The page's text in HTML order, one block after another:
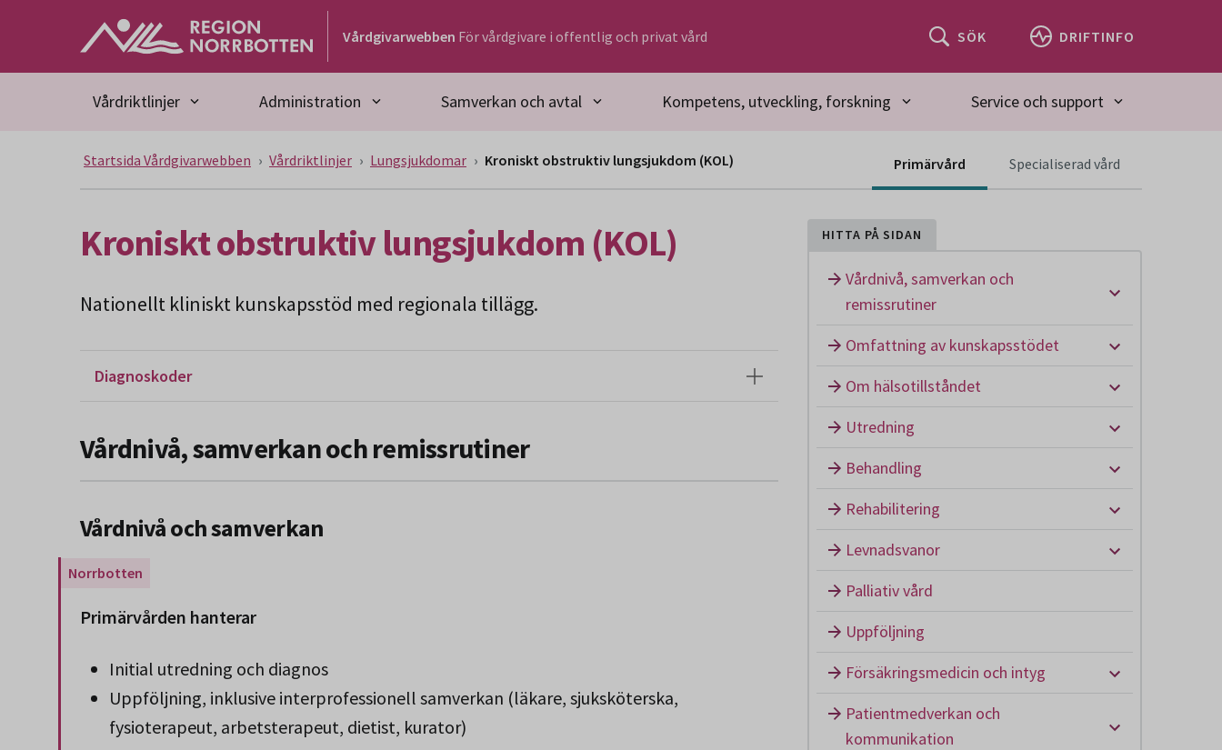
Gå till huvudmeny
Gå till övergripande innehåll
Vårdgivarwebben För vårdgivare i offentlig och privat vård SÖK DRIFTINFO
Vårdriktlinjer Administration Samverkan och avtal Kompetens, utveckling, forskning Service och support
Startsida Vårdgivarwebben Vårdriktlinjer Lungsjukdomar Kroniskt obstruktiv lungsjukdom (KOL) Primärvård Specialiserad vård
HITTA PÅ SIDAN
Vårdnivå, samverkan och
remissrutiner
Omfattning av kunskapsstödet
Om hälsotillståndet
Utredning
Behandling
Rehabilitering
Levnadsvanor
Palliativ vård
Uppföljning
Försäkringsmedicin och intyg
Patientmedverkan och
kommunikation
Kroniskt obstruktiv lungsjukdom (KOL)
Nationellt kliniskt kunskapsstöd med regionala tillägg.
Diagnoskoder
Vårdnivå, samverkan och remissrutiner
Vårdnivå och samverkan
Gäller endast för Region Norrbotten.
Primärvården hanterar
Initial utredning och diagnos
Uppföljning, inklusive interprofessionell samverkan (läkare, sjuksköterska,
fysioterapeut, arbetsterapeut, dietist, kurator)